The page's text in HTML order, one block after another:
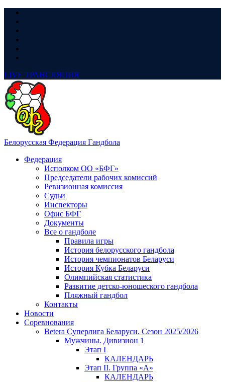
LIVE ТРАНСЛЯЦИЯ
Белорусская Федерация Гандбола
Федерация
Исполком ОО «БФГ»
Председатели рабочих комиссий
Ревизионная комиссия
Судьи
Инспекторы
Офис БФГ
Документы
Все о гандболе
Правила игры
История белорусского гандбола
История чемпионатов Беларуси
История Кубка Беларуси
Олимпийская статистика
Развитие детско-юношеского гандбола
Пляжный гандбол
Контакты
Новости
Соревнования
Betera Суперлига Беларуси. Сезон 2025/2026
Мужчины. Дивизион 1
Этап I
КАЛЕНДАРЬ
Этап II. Группа «А»
КАЛЕНДАРЬ